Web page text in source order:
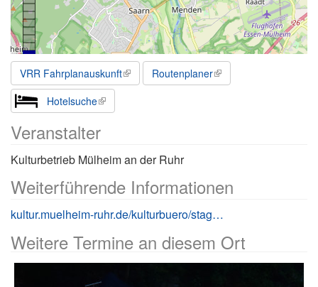
VRR Fahrplanauskunft
Routenplaner
Hotelsuche
Veranstalter
Kulturbetrieb Mülheim an der Ruhr
Weiterführende Informationen
kultur.muelheim-ruhr.de/kulturbuero/stage-12-theater-komik-kleinkunst/443
Weitere Termine an diesem Ort